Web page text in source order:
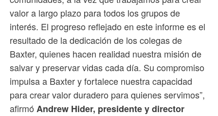
valor a largo plazo para todos los grupos de
interés. El progreso reflejado en este informe es el
resultado de la dedicación de los colegas de
Baxter, quienes hacen realidad nuestra misión de
salvar y preservar vidas cada día. Su compromiso
impulsa a Baxter y fortalece nuestra capacidad
para crear valor duradero para quienes servimos”,
afirmó Andrew Hider, presidente y director